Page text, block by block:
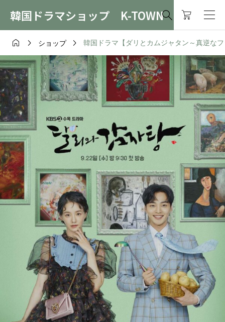
韓国ドラマショップ K-TOWN
  ショップ  韓国ドラマ【ダリとカムジャタン～真逆な